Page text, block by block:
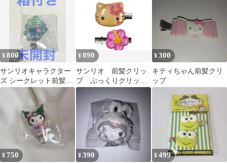
¥800
サンリオキャラクター
ズ シークレット前髪ク
リップ（キャラキラ祭
り！）ハンギョドン
¥890
サンリオ 前髪クリッ
プ ぷっくりクリッ
プ サンリオキャラク
ターズ ぷっくりったい
ヘアクリップ2P ケイカ
ンパニー ヘア クリップ
前髪 髪留め
¥300
キティちゃん前髪クリ
ップ
¥ 750 ¥390 ¥499